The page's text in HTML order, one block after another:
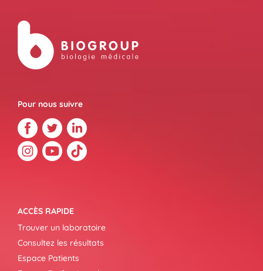
Pour nous suivre
ACCÈS RAPIDE
Trouver un laboratoire
Consultez les résultats
Espace Patients